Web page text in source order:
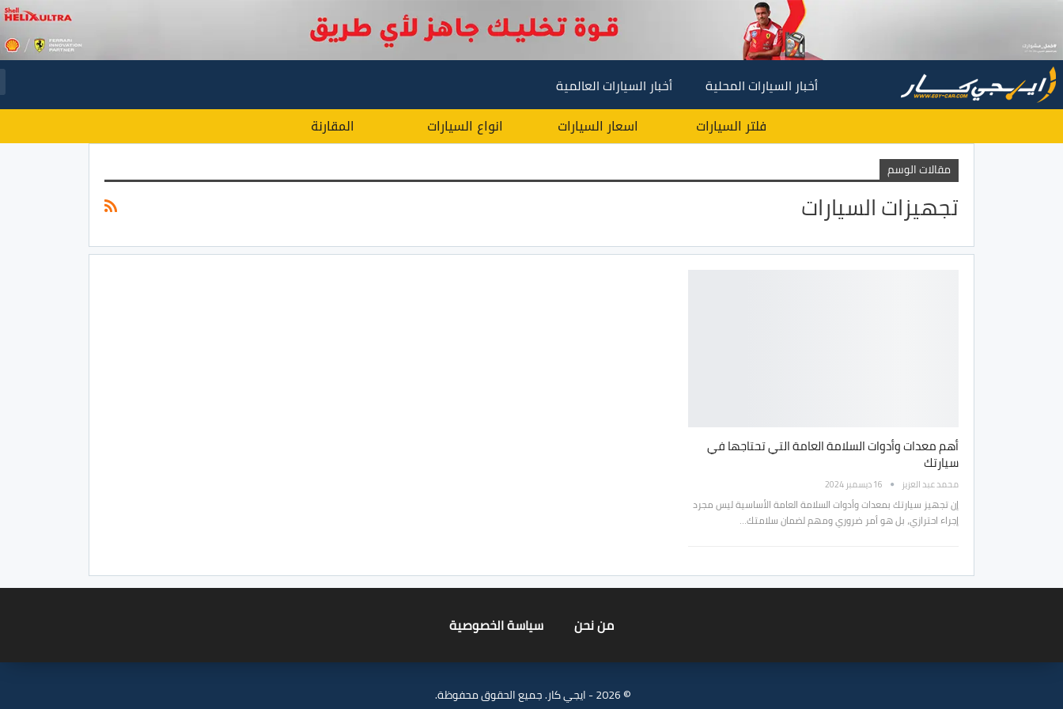
أخبار السيارات المحلية أخبار السيارات العالمية
فلتر السيارات اسعار السيارات انواع السيارات المقارنة
مقالات الوسم
تجهيزات السيارات
أهم معدات وأدوات السلامة العامة التي تحتاجها في
سيارتك
محمد عبد العزيز 16 ديسمبر 2024
إن تجهيز سيارتك بمعدات وأدوات السلامة العامة الأساسية ليس مجرد
إجراء احترازي، بل هو أمر ضروري ومهم لضمان سلامتك…
من نحن سياسة الخصوصية
© 2026 - ايجي كار. جميع الحقوق محفوظة.